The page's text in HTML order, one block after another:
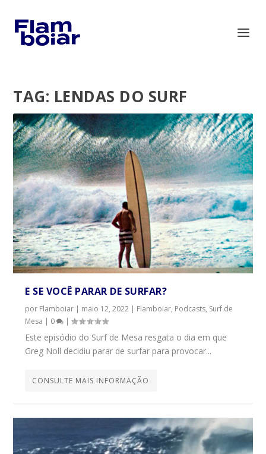
TAG: LENDAS DO SURF
E SE VOCÊ PARAR DE SURFAR?
por Flamboiar | maio 12, 2022 | Flamboiar, Podcasts, Surf de
Mesa | 0 |
Este episódio do Surf de Mesa resgata o dia em que
Greg Noll decidiu parar de surfar para provocar...
CONSULTE MAIS INFORMAÇÃO